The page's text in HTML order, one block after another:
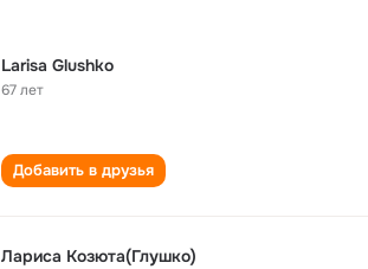
Larisa Glushko
67 лет
Добавить в друзья
Лариса Козюта(Глушко)